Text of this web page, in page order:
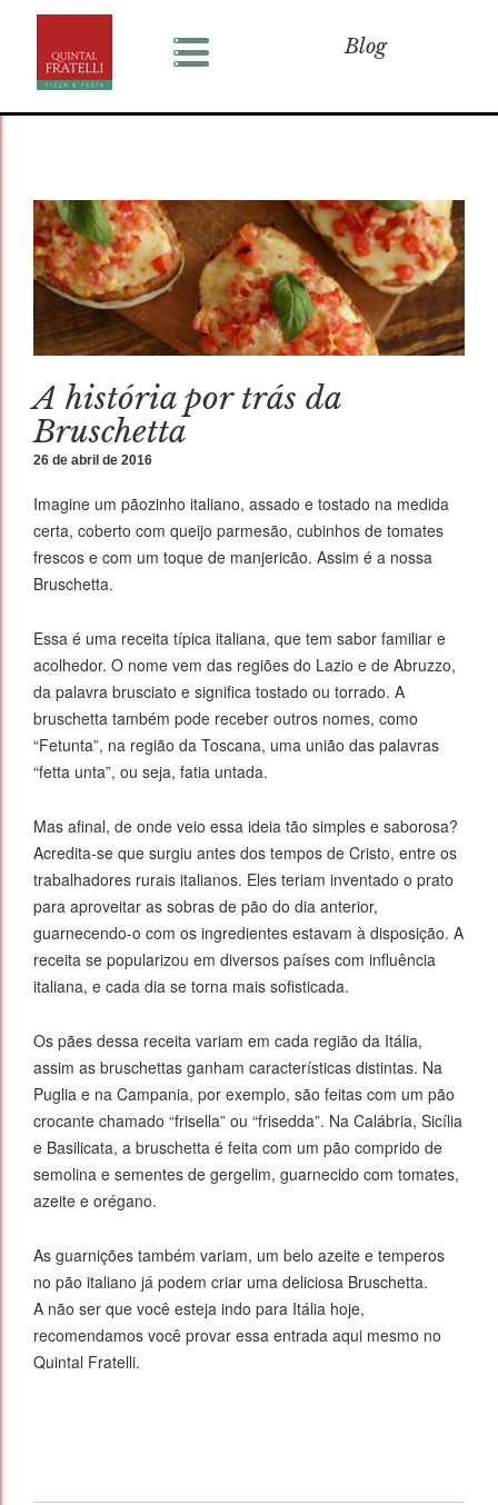
Blog
A história por trás da
Bruschetta
26 de abril de 2016
Imagine um pãozinho italiano, assado e tostado na medida
certa, coberto com queijo parmesão, cubinhos de tomates
frescos e com um toque de manjericão. Assim é a nossa
Bruschetta.
Essa é uma receita típica italiana, que tem sabor familiar e
acolhedor. O nome vem das regiões do Lazio e de Abruzzo,
da palavra brusciato e significa tostado ou torrado. A
bruschetta também pode receber outros nomes, como
“Fetunta”, na região da Toscana, uma união das palavras
“fetta unta”, ou seja, fatia untada.
Mas afinal, de onde veio essa ideia tão simples e saborosa?
Acredita-se que surgiu antes dos tempos de Cristo, entre os
trabalhadores rurais italianos. Eles teriam inventado o prato
para aproveitar as sobras de pão do dia anterior,
guarnecendo-o com os ingredientes estavam à disposição. A
receita se popularizou em diversos países com influência
italiana, e cada dia se torna mais sofisticada.
Os pães dessa receita variam em cada região da Itália,
assim as bruschettas ganham características distintas. Na
Puglia e na Campania, por exemplo, são feitas com um pão
crocante chamado “frisella” ou “frisedda”. Na Calábria, Sicília
e Basilicata, a bruschetta é feita com um pão comprido de
semolina e sementes de gergelim, guarnecido com tomates,
azeite e orégano.
As guarnições também variam, um belo azeite e temperos
no pão italiano já podem criar uma deliciosa Bruschetta.
A não ser que você esteja indo para Itália hoje,
recomendamos você provar essa entrada aqui mesmo no
Quintal Fratelli.